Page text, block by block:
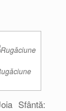
Sfântă: